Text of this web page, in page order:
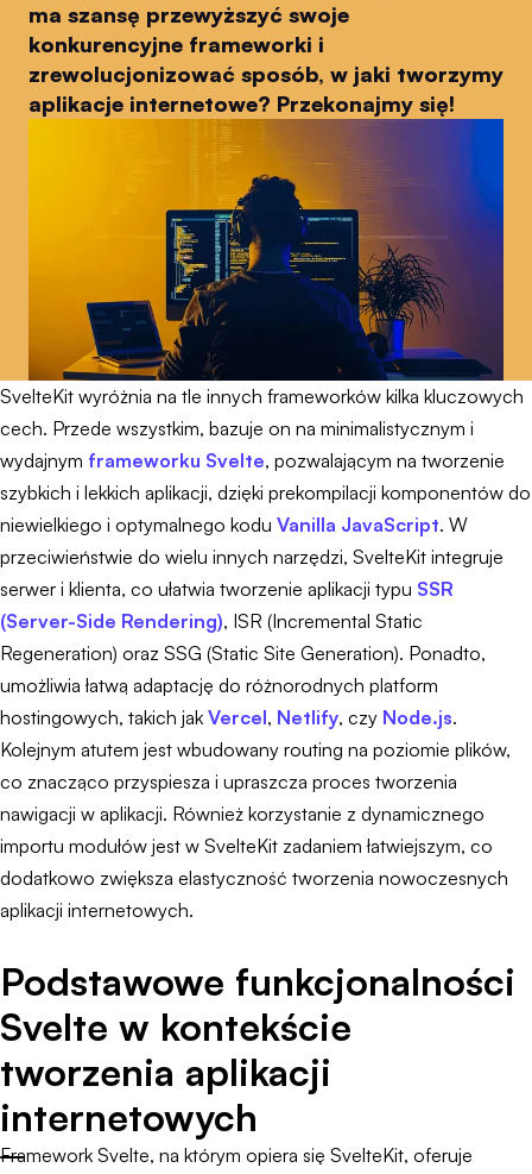
ma szansę przewyższyć swoje
konkurencyjne frameworki i
zrewolucjonizować sposób, w jaki tworzymy
aplikacje internetowe? Przekonajmy się!
SvelteKit wyróżnia na tle innych frameworków kilka kluczowych
cech. Przede wszystkim, bazuje on na minimalistycznym i
wydajnym frameworku Svelte, pozwalającym na tworzenie
szybkich i lekkich aplikacji, dzięki prekompilacji komponentów do
niewielkiego i optymalnego kodu Vanilla JavaScript. W
przeciwieństwie do wielu innych narzędzi, SvelteKit integruje
serwer i klienta, co ułatwia tworzenie aplikacji typu SSR
(Server-Side Rendering), ISR (Incremental Static
Regeneration) oraz SSG (Static Site Generation). Ponadto,
umożliwia łatwą adaptację do różnorodnych platform
hostingowych, takich jak Vercel, Netlify, czy Node.js.
Kolejnym atutem jest wbudowany routing na poziomie plików,
co znacząco przyspiesza i upraszcza proces tworzenia
nawigacji w aplikacji. Również korzystanie z dynamicznego
importu modułów jest w SvelteKit zadaniem łatwiejszym, co
dodatkowo zwiększa elastyczność tworzenia nowoczesnych
aplikacji internetowych.
Podstawowe funkcjonalności
Svelte w kontekście
tworzenia aplikacji
internetowych
Framework Svelte, na którym opiera się SvelteKit, oferuje